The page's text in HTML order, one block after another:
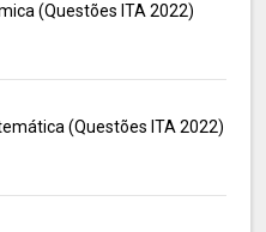
(Questões ITA 2022)
(Questões ITA 2022)